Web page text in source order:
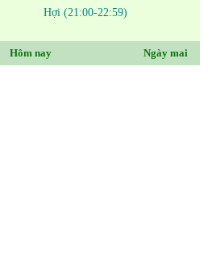
Hợi (21:00-22:59)
Hôm nay Ngày mai